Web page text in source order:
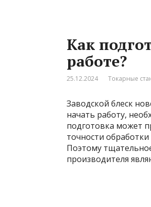
Как
работе?
25.12.2024 Токарные
Заводской блеск
начать работу,
подготовка может
точности
Поэтому
производителя